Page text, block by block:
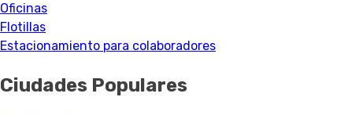
Oficinas
Flotillas
Estacionamiento para colaboradores
Ciudades Populares